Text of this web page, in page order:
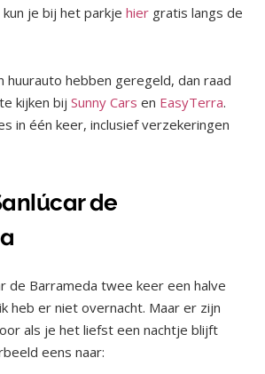
je bij het parkje hier gratis langs de
huurauto hebben geregeld, dan raad
kijken bij Sunny Cars en EasyTerra.
in één keer, inclusief verzekeringen
de
de Barrameda twee keer een halve
heb er niet overnacht. Maar er zijn
als je het liefst een nachtje blijft
eens naar: